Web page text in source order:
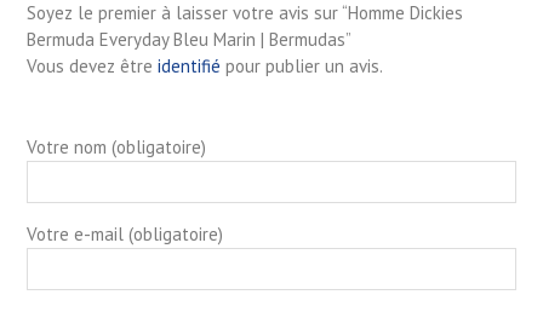
Soyez le premier à laisser votre avis sur “Homme Dickies
Bermuda Everyday Bleu Marin | Bermudas”
Vous devez être identifié pour publier un avis.
Votre nom (obligatoire)
Votre e-mail (obligatoire)